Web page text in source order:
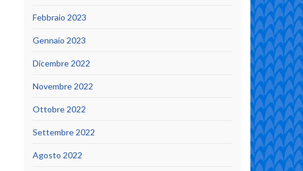
Febbraio 2023
Gennaio 2023
Dicembre 2022
Novembre 2022
Ottobre 2022
Settembre 2022
Agosto 2022